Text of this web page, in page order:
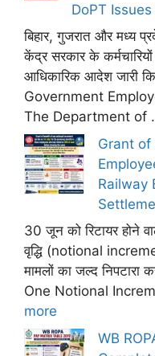
DoPT
बिहार, गुजरात और मध्य
केंद्र सरकार के
आधिकारिक आदेश जारी
Government
The Department of
Grant of
Railway
30 जून को रिटायर होने
वृद्धि (notional
मामलों का जल्द निपटारा
One Notional
more
WB